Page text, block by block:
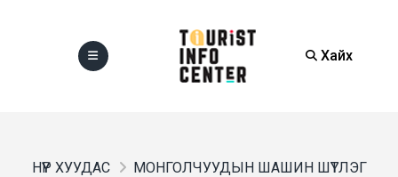
Хайх
НҮҮР ХУУДАС
МОНГОЛЧУУДЫН ШАШИН ШҮТЛЭГ